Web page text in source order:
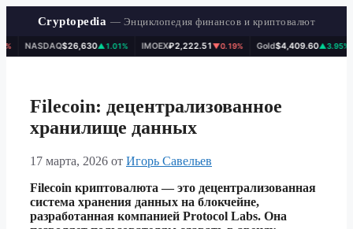
Cryptopedia — Энциклопедия финансов и криптовалют
NASDAQ$26,630▲1.01% IMOEX₽2,222.51▼0.19% Gold$4,409.60▲3.95%
Filecoin: децентрализованное
хранилище данных
17 марта, 2026 от Игорь Савельев
Filecoin криптовалюта — это децентрализованная
система хранения данных на блокчейне,
разработанная компанией Protocol Labs. Она